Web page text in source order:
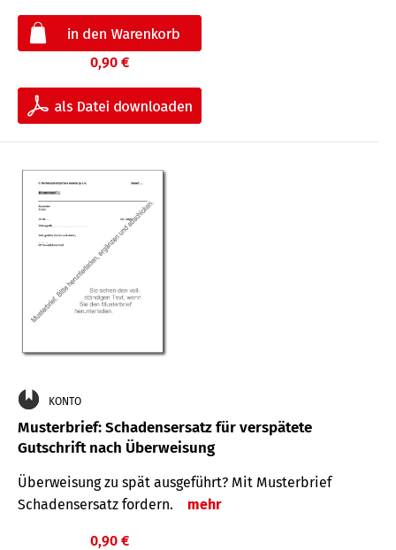
0,90 €
KONTO
Musterbrief: Schadensersatz für verspätete
Gutschrift nach Überweisung
Überweisung zu spät ausgeführt? Mit Musterbrief
Schadensersatz fordern.
mehr
0,90 €